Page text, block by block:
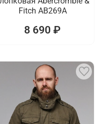
Fitch AB269A
8 690 ₽